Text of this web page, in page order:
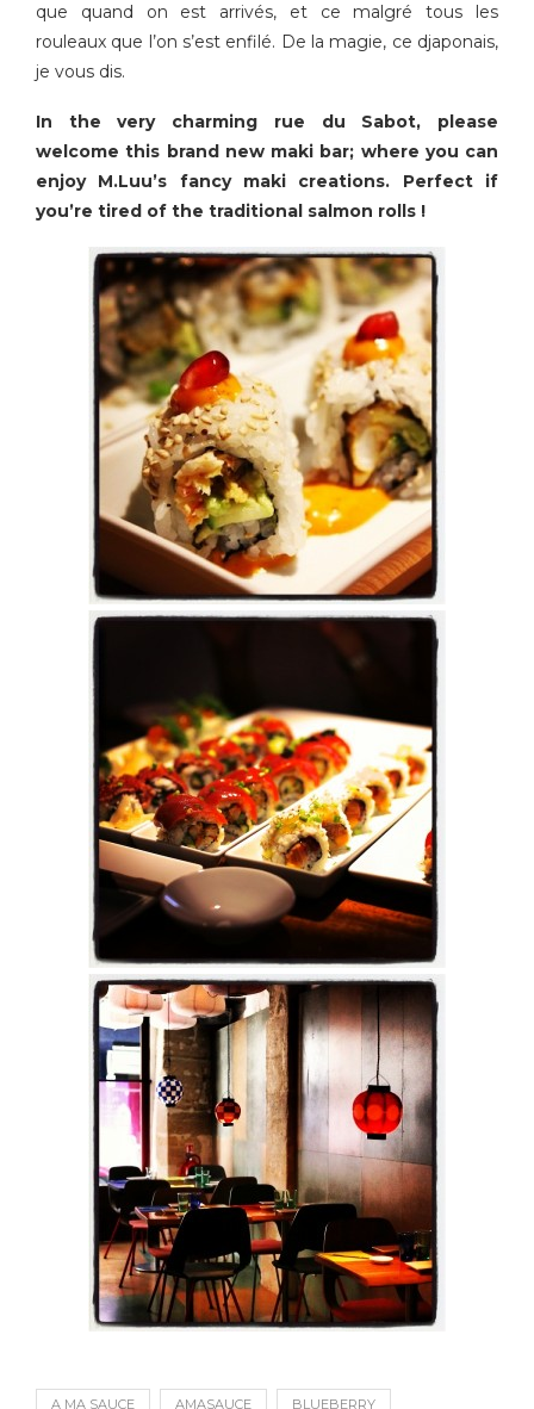
que quand on est arrivés, et ce malgré tous les
rouleaux que l’on s’est enfilé. De la magie, ce djaponais,
je vous dis.
In the very charming rue du Sabot, please
welcome this brand new maki bar; where you can
enjoy M.Luu’s fancy maki creations. Perfect if
you’re tired of the traditional salmon rolls !
A MA SAUCE AMASAUCE BLUEBERRY